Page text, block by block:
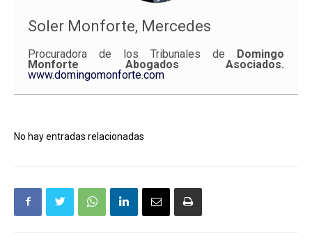
Soler Monforte, Mercedes
Procuradora de los Tribunales de Domingo
Monforte Abogados Asociados.
www.domingomonforte.com
No hay entradas relacionadas